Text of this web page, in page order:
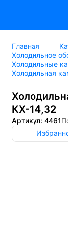
Главная
Холодильное
Холодильные
Холодильная
КХ-14,32
Артикул: 4461